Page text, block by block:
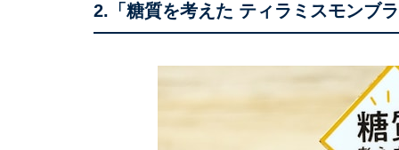
2.「糖質を考えた ティラミスモンブ